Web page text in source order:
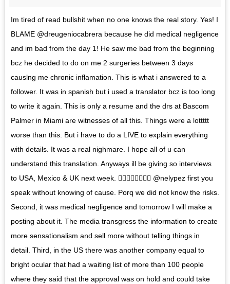
Im tired of read bullshit when no one knows the real story. Yes! I
BLAME @dreugeniocabrera because he did medical negligence
and im bad from the day 1! He saw me bad from the beginning
bcz he decided to do on me 2 surgeries between 3 days
causlng me chronic inflamation. This is what i answered to a
follower. It was in spanish but i used a translator bcz is too long
to write it again. This is only a resume and the drs at Bascom
Palmer in Miami are witnesses of all this. Things were a lottttt
worse than this. But i have to do a LIVE to explain everything
with details. It was a real nighmare. I hope all of u can
understand this translation. Anyways ill be giving so interviews
to USA, Mexico & UK next week. 👇🏼👇🏼👇🏼👇🏼 @nelypez first you
speak without knowing of cause. Porq we did not know the risks.
Second, it was medical negligence and tomorrow I will make a
posting about it. The media transgress the information to create
more sensationalism and sell more without telling things in
detail. Third, in the US there was another company equal to
bright ocular that had a waiting list of more than 100 people
where they said that the approval was on hold and could take